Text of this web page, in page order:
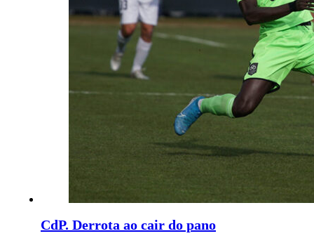
CdP. Derrota ao cair do pano